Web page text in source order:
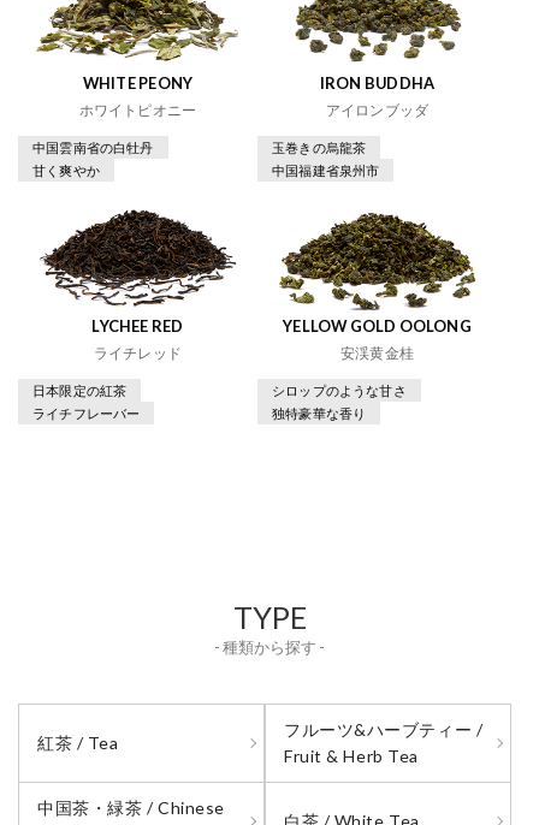
WHITE PEONY
ホワイトピオニー
中国雲南省の白牡丹
甘く爽やか
IRON BUDDHA
アイロンブッダ
玉巻きの烏龍茶
中国福建省泉州市
LYCHEE RED
ライチレッド
日本限定の紅茶
ライチフレーバー
YELLOW GOLD OOLONG
安渓黄金桂
シロップのような甘さ
独特豪華な香り
TYPE
- 種類から探す -
紅茶 / Tea
フルーツ&ハーブティー /
Fruit & Herb Tea
中国茶・緑茶 / Chinese
白茶 / White Tea